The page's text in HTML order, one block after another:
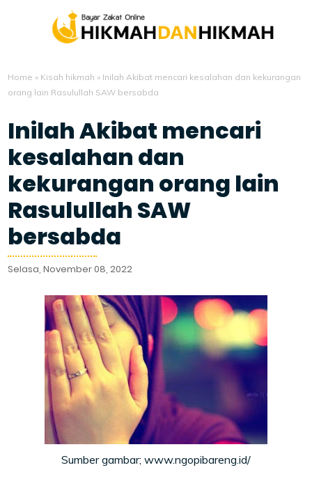
Home » Kisah hikmah » Inilah Akibat mencari kesalahan dan kekurangan
orang lain Rasulullah SAW bersabda
Inilah Akibat mencari
kesalahan dan
kekurangan orang lain
Rasulullah SAW
bersabda
Selasa, November 08, 2022
Sumber gambar; www.ngopibareng.id/